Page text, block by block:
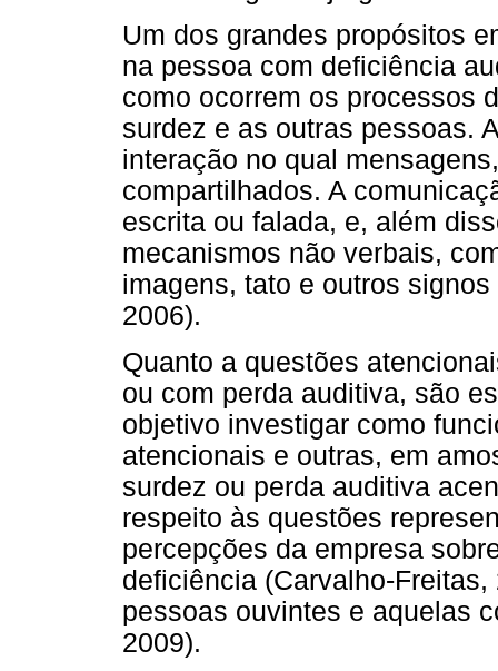
Um dos grandes propósitos
na pessoa com deficiência
como ocorrem os processos
surdez e as outras pessoas.
interação no qual
compartilhados. A
escrita ou falada, e, além
mecanismos não verbais,
imagens, tato e outros
2006).
Quanto a questões
ou com perda auditiva, são
objetivo investigar como
atencionais e outras, em
surdez ou perda auditiva
respeito às questões
percepções da empresa
deficiência (Carvalho-
pessoas ouvintes e aquelas
2009).